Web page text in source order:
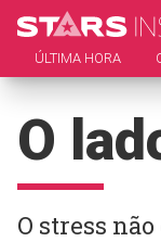
ÚLTIMA HORA
O
O stress